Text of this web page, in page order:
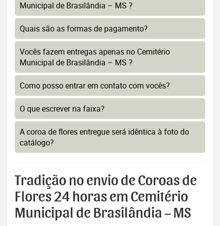
Municipal de Brasilândia – MS ?
Quais são as formas de pagamento?
Vocês fazem entregas apenas no Cemitério
Municipal de Brasilândia – MS ?
Como posso entrar em contato com vocês?
O que escrever na faixa?
A coroa de flores entregue será idêntica à foto do
catálogo?
Tradição no envio de Coroas de
Flores 24 horas em Cemitério
Municipal de Brasilândia – MS